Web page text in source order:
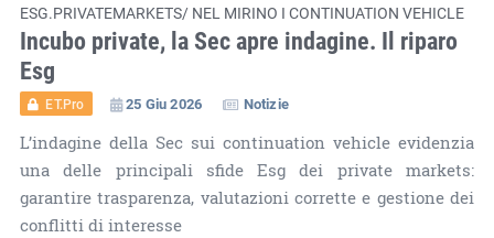
ESG.PRIVATEMARKETS/ NEL MIRINO I CONTINUATION VEHICLE
Incubo private, la Sec apre indagine. Il riparo
Esg
ET.Pro 25 Giu 2026 Notizie
L’indagine della Sec sui continuation vehicle evidenzia
una delle principali sfide Esg dei private markets:
garantire trasparenza, valutazioni corrette e gestione dei
conflitti di interesse